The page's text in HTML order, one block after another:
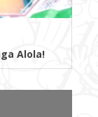
Alola!